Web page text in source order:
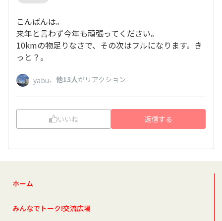
こんばんは。
来年と言わず今年も頑張ってください。
10kmの物足りなさで、その次はフルになります。き
っと？。
yabu、 他13人がリアクション
いいね 返信する
ホーム
みんなでトーク!交流広場